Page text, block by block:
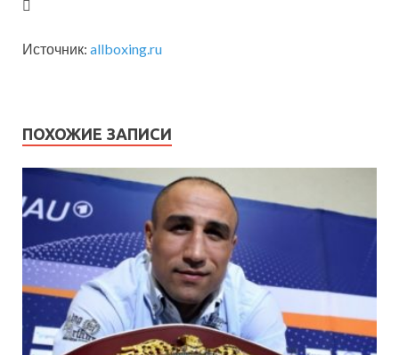
Источник: allboxing.ru
ПОХОЖИЕ ЗАПИСИ